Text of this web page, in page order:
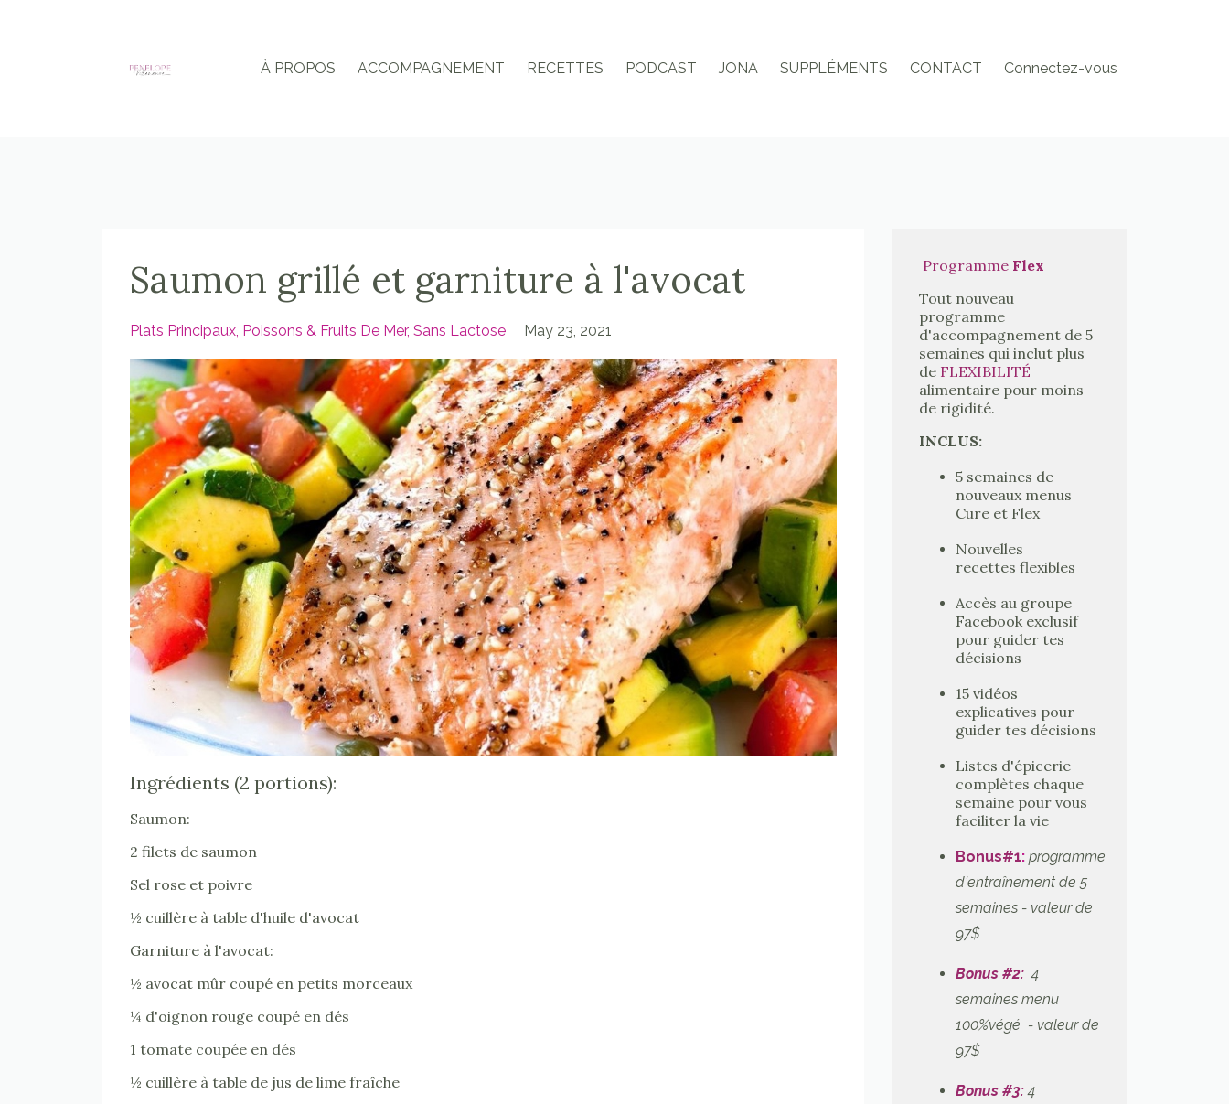
À PROPOS ACCOMPAGNEMENT RECETTES PODCAST JONA SUPPLÉMENTS CONTACT Connectez-vous
Saumon grillé et garniture à l'avocat
Plats Principaux Poissons & Fruits De Mer Sans Lactose May 23, 2021
Ingrédients (2 portions):
Saumon:
2 filets de saumon
Sel rose et poivre
½ cuillère à table d'huile d'avocat
Garniture à l'avocat:
½ avocat mûr coupé en petits morceaux
¼ d'oignon rouge coupé en dés
1 tomate coupée en dés
½ cuillère à table de jus de lime fraîche
ProgrammeFlex
Tout nouveau
programme
d'accompagnement de 5
semaines qui inclut plus
de FLEXIBILITÉ
alimentaire pour moins
de rigidité.
INCLUS:
5 semaines de
nouveaux menus
Cure et Flex
Nouvelles
recettes flexibles
Accès au groupe
Facebook exclusif
pour guider tes
décisions
15 vidéos
explicatives pour
guider tes décisions
Listes d'épicerie
complètes chaque
semaine pour vous
faciliter la vie
Bonus#1: programme
d'entraînement de 5
semaines - valeur de
97$
Bonus #2: 4
semaines menu
100%végé - valeur de
97$
Bonus #3: 4